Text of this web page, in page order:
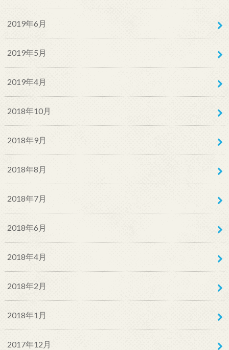
2019年6月
2019年5月
2019年4月
2018年10月
2018年9月
2018年8月
2018年7月
2018年6月
2018年4月
2018年2月
2018年1月
2017年12月